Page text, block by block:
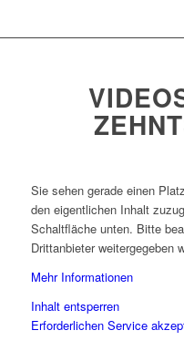
Sie sehen gerade einen
den eigentlichen Inhalt
Schaltfläche unten. Bitte
Drittanbieter weitergegeben
Mehr Informationen
Inhalt entsperren
Erforderlichen Service